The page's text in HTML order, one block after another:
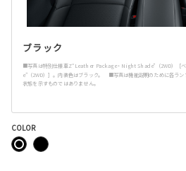
ブラック
■写真は特別仕様車Z“Leather Package・Night Shade”（2WD）［
e”（2WD）］。内装色はブラック。 ■写真は機能説明のために各ラン
状態を示すものではありません。
COLOR